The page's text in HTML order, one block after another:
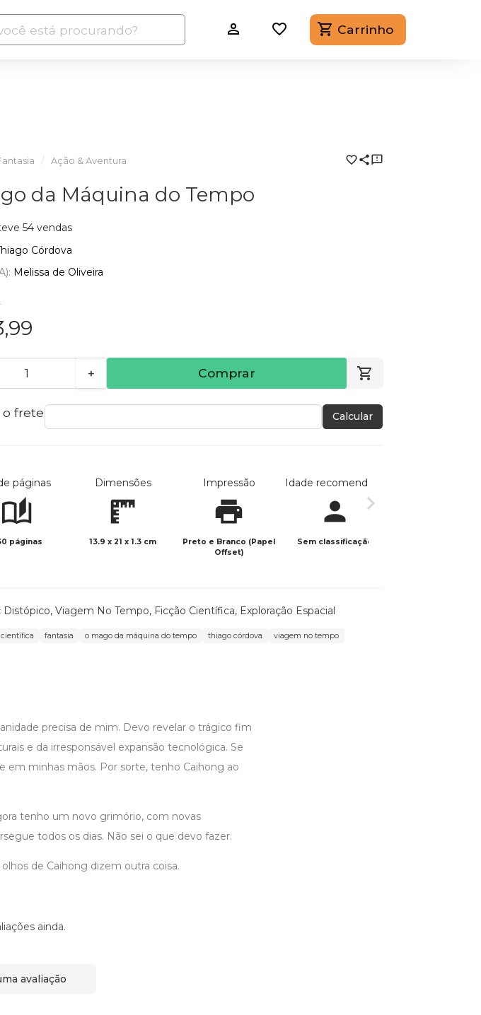
Carrinho
Ação & Aventura
da Máquina do Tempo
54 vendas
Córdova
Melissa de Oliveira
+ Comprar
o frete Calcular
páginas
páginas
Dimensões
13.9 x 21 x 1.3 cm
Impressão
Preto e Branco (Papel
Offset)
Idade recomendada
Sem classificação
Distópico, Viagem No Tempo, Ficção Científica, Exploração Espacial
fantasia o mago da máquina do tempo thiago córdova viagem no tempo
precisa de mim. Devo revelar o trágico fim
e da irresponsável expansão tecnológica. Se
em minhas mãos. Por sorte, tenho Caihong ao
tenho um novo grimório, com novas
todos os dias. Não sei o que devo fazer.
de Caihong dizem outra coisa.
ainda.
avaliação